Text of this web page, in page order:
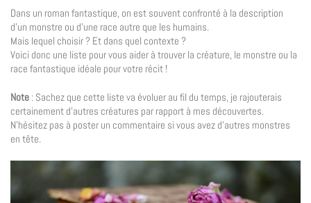
Dans un roman fantastique, on est souvent confronté à la description
d’un monstre ou d’une race autre que les humains.
Mais lequel choisir ? Et dans quel contexte ?
Voici donc une liste pour vous aider à trouver la créature, le monstre ou la
race fantastique idéale pour votre récit !
Note : Sachez que cette liste va évoluer au fil du temps, je rajouterais
certainement d’autres créatures par rapport à mes découvertes.
N’hésitez pas à poster un commentaire si vous avez d’autres monstres
en tête.